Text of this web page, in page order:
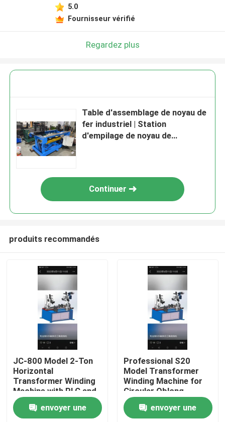
Aperçu
Produits
A propos de nous
5.0
Fournisseur vérifié
Regardez plus
Table d'assemblage de noyau de
fer industriel | Station
d'empilage de noyau de
Continuer
produits recommandés
JC-800 Model 2-Ton
Horizontal
Transformer Winding
Machine with PLC and
Servo Motor System
and Double Head
envoyer une
Professional S20
Model Transformer
Winding Machine for
Circular Oblong
Elliptical Rectangular
Coils with Iron Core
envoyer une